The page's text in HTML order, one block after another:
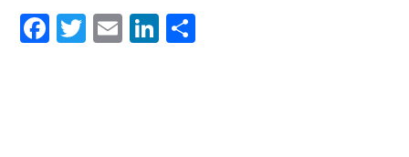
Facebook
Twitter Email LinkedIn